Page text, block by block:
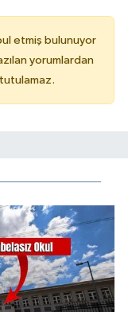
etmiş bulunuyor
yorumlardan